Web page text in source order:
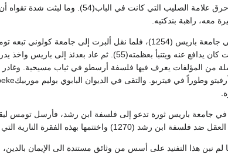
ملتهبة أخرجها بها من الحجرة، وحرق علامة
غبياً في بعض الأحيان، ولكن ألبرت كان يدافع عنه
في جامعة باريس ثورة تدعو إلى فلسفة ابن رشد، فأرسل تومس
بهذه الفقرة النارية التي لا عهد للناس بها:
لم نبن هذا التفنيد على أسس من وثائق مستندة الى الإيمان